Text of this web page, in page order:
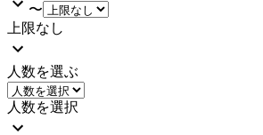
〜
上限なし
人数を選ぶ
人数を選択